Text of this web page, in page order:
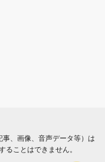
、画像、音声データ等）は
ることはできません。